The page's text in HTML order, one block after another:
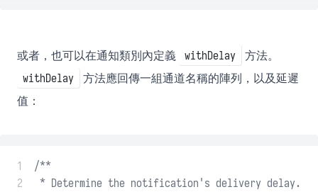
或者，也可以在通知類別內定義 withDelay 方法。
withDelay
方法應回傳一組通道名稱的陣列，以及延遲
值：
1
/**
2
* Determine the notification's delivery delay.